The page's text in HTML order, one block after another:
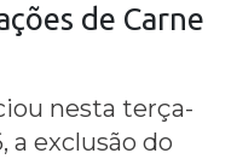
de Carne
nesta terça-
a exclusão do